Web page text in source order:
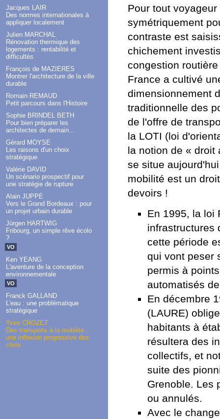
Jacques LAIR
Des normes internationales à
appliquer localement
Julien MARCHAL
Rénovation thermique des
logements : rentabilité et
difficultés
François de MAZIÈRES
Montrer l'architecture de la ville
durable
Romain REMAUD
Petit parcours dans l'Histoire
Sophie BRINDEL BETH
Pour bien préparer les
architectes de demain...
Gérard MOYSE
Les raisons d'un choix
stratégique
Valérie DAVID
Un scénario prospectif pour
une stratégie de rupture
Alain JUPPÉ
Vers le Grand Bordeaux : pour
un projet urbain durable
Jürgen HARTWIG
Fribourg, un simple rêve écolo
?
VO
Ken YEANG
L'aventure de la conception
environnementale
VO
Franck GALLAND
L'eau : une problématique
stratégique
Yves CROZET
Des transports à la mobilité :
une inflexion progressive des
choix
Pour tout
symétriquement
contraste est
chichement
congestion
France a cultivé
dimensionnement
traditionnelle des
de l'offre de
la LOTI (loi
la notion de « droit
se situe
mobilité est un
devoirs !
En 1995, la loi
infrastructures
cette période
qui vont peser
permis à
automatisés
En décembre
(LAURE)
habitants à
résultera des
collectifs, et
suite des
Grenoble. Les
ou annulés.
Avec le